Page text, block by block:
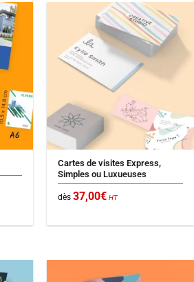
Cartes de visites Express,
Simples ou Luxueuses
dès37,00€ HT